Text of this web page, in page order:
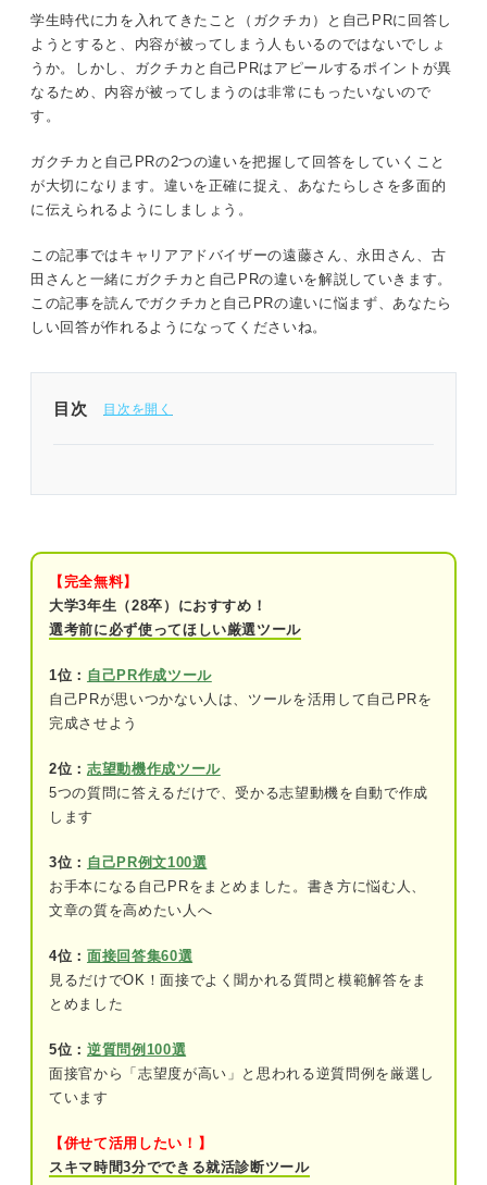
ガクチカと自己PRの違い①アピールポイント
ガクチカと自己PRの違い②企業の狙い
違いを踏まえたガクチカ・自己PRの回答作成
法！
と併せてご確認ください。
学生時代に力を入れてきたこと（ガクチカ）と自己PRに回答し
ようとすると、内容が被ってしまう人もいるのではないでしょ
うか。しかし、ガクチカと自己PRはアピールするポイントが異
なるため、内容が被ってしまうのは非常にもったいないので
す。
ガクチカと自己PRの2つの違いを把握して回答をしていくこと
が大切になります。違いを正確に捉え、あなたらしさを多面的
に伝えられるようにしましょう。
この記事ではキャリアアドバイザーの遠藤さん、永田さん、古
田さんと一緒にガクチカと自己PRの違いを解説していきます。
この記事を読んでガクチカと自己PRの違いに悩まず、あなたら
しい回答が作れるようになってくださいね。
目次
ガクチカと自己PRの違い①アピールポイント
ガクチカ：物事への取り組み方
自己PR：長所や人柄
ガクチカと自己PRの違い②企業の狙い
ガクチカ：仕事への取り組み方を想定した
い
認したい
違いを踏まえたガクチカ・自己PRの回答作成法！
①回答する題材を選ぼう
②取り上げるエピソードを探そう
①題材はなるべく被らせない
【完全無料】
大学3年生（28卒）におすすめ！
選考前に必ず使ってほしい厳選ツール
1位： 自己PR作成ツール
自己PRが思いつかない人は、ツールを活用して自己PRを
完成させよう
2位： 志望動機作成ツール
5つの質問に答えるだけで、受かる志望動機を自動で作成
します
3位： 自己PR例文100選
お手本になる自己PRをまとめました。書き方に悩む人、
文章の質を高めたい人へ
4位： 面接回答集60選
見るだけでOK！面接でよく聞かれる質問と模範解答をま
とめました
5位： 逆質問例100選
面接官から「志望度が高い」と思われる逆質問例を厳選し
ています
【併せて活用したい！】
スキマ時間3分でできる就活診断ツール